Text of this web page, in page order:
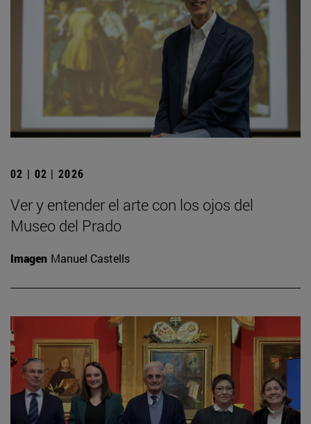
02 | 02 | 2026
Ver y entender el arte con los ojos del
Museo del Prado
Imagen Manuel Castells